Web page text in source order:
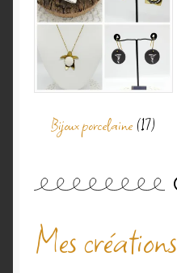
Bijoux porcelaine(17)
Mes créations